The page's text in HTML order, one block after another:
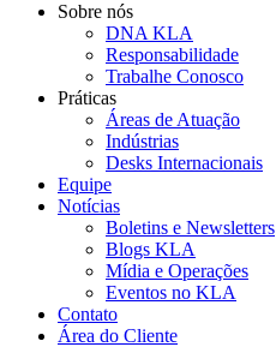
Sobre nós
DNA KLA
Responsabilidade
Trabalhe Conosco
Práticas
Áreas de Atuação
Indústrias
Desks Internacionais
Equipe
Notícias
Boletins e Newsletters
Blogs KLA
Mídia e Operações
Eventos no KLA
Contato
Área do Cliente